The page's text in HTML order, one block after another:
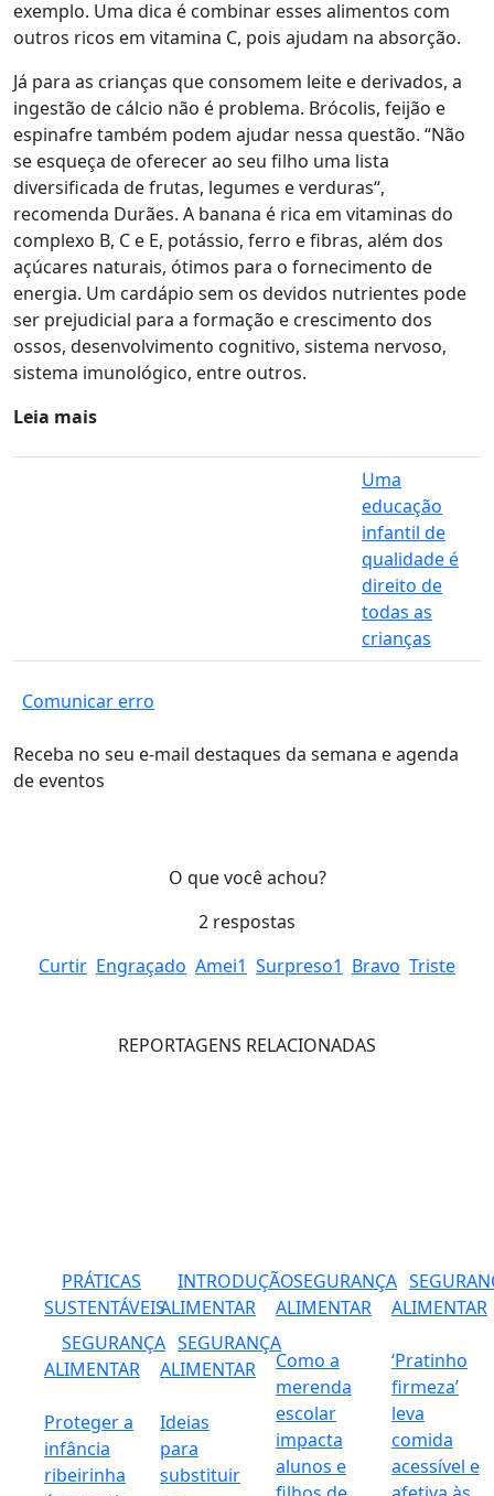
exemplo. Uma dica é combinar esses alimentos com
outros ricos em vitamina C, pois ajudam na absorção.
Já para as crianças que consomem leite e derivados, a
ingestão de cálcio não é problema. Brócolis, feijão e
espinafre também podem ajudar nessa questão. “Não
se esqueça de oferecer ao seu filho uma lista
diversificada de frutas, legumes e verduras“,
recomenda Durães. A banana é rica em vitaminas do
complexo B, C e E, potássio, ferro e fibras, além dos
açúcares naturais, ótimos para o fornecimento de
energia. Um cardápio sem os devidos nutrientes pode
ser prejudicial para a formação e crescimento dos
ossos, desenvolvimento cognitivo, sistema nervoso,
sistema imunológico, entre outros.
Leia mais
Uma
educação
infantil de
qualidade é
direito de
todas as
crianças
Comunicar erro
Receba no seu e-mail destaques da semana e agenda
de eventos
O que você achou?
2 respostas
Curtir Engraçado Amei1 Surpreso1 Bravo Triste
REPORTAGENS RELACIONADAS
PRÁTICAS
SUSTENTÁVEIS
SEGURANÇA
ALIMENTAR
Proteger a
infância
ribeirinha
INTRODUÇÃO
ALIMENTAR
SEGURANÇA
ALIMENTAR
Ideias
para
substituir
SEGURANÇA
ALIMENTAR
Como a
merenda
escolar
impacta
alunos e
ALIMENTAR
‘Pratinho
firmeza’
leva
comida
acessível e